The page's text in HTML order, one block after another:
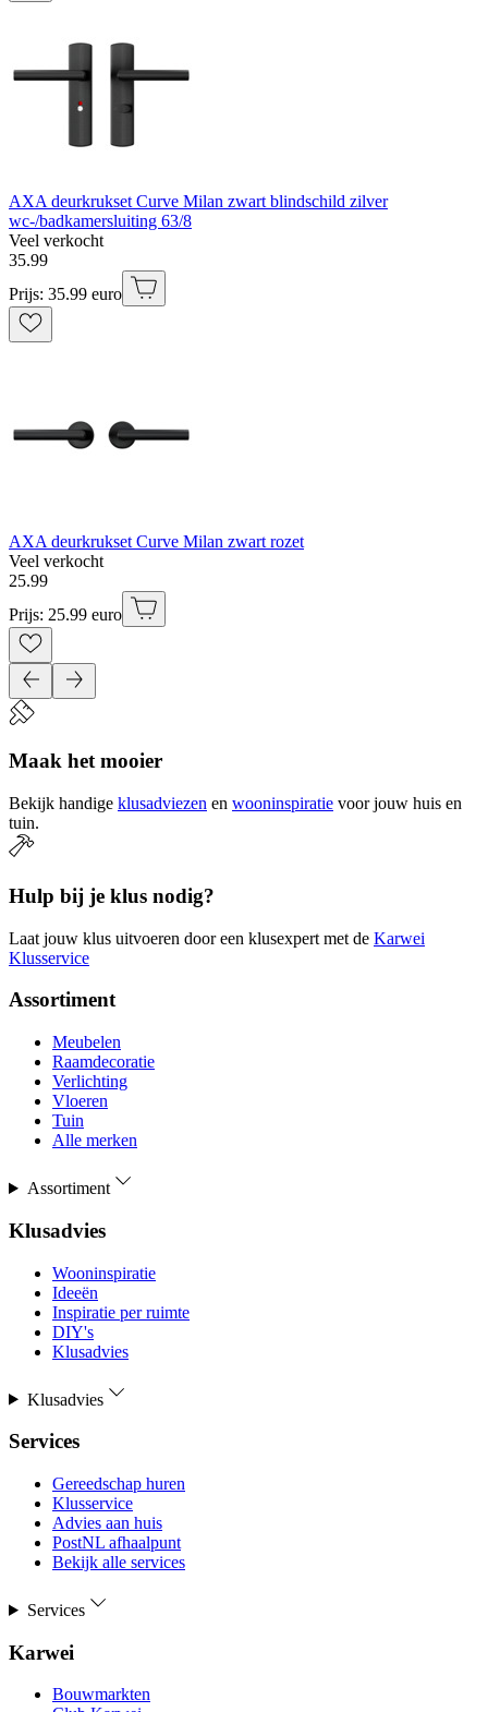
AXA deurkrukset Curve Milan zwart blindschild zilver
wc-/badkamersluiting 63/8
Veel verkocht
35.99
Prijs: 35.99 euro
AXA deurkrukset Curve Milan zwart rozet
Veel verkocht
25.99
Prijs: 25.99 euro
Maak het mooier
Bekijk handige klusadviezen en wooninspiratie voor jouw huis en
tuin.
Hulp bij je klus nodig?
Laat jouw klus uitvoeren door een klusexpert met de Karwei
Klusservice
Assortiment
Meubelen
Raamdecoratie
Verlichting
Vloeren
Tuin
Alle merken
Assortiment
Klusadvies
Wooninspiratie
Ideeën
Inspiratie per ruimte
DIY's
Klusadvies
Klusadvies
Services
Gereedschap huren
Klusservice
Advies aan huis
PostNL afhaalpunt
Bekijk alle services
Services
Karwei
Bouwmarkten